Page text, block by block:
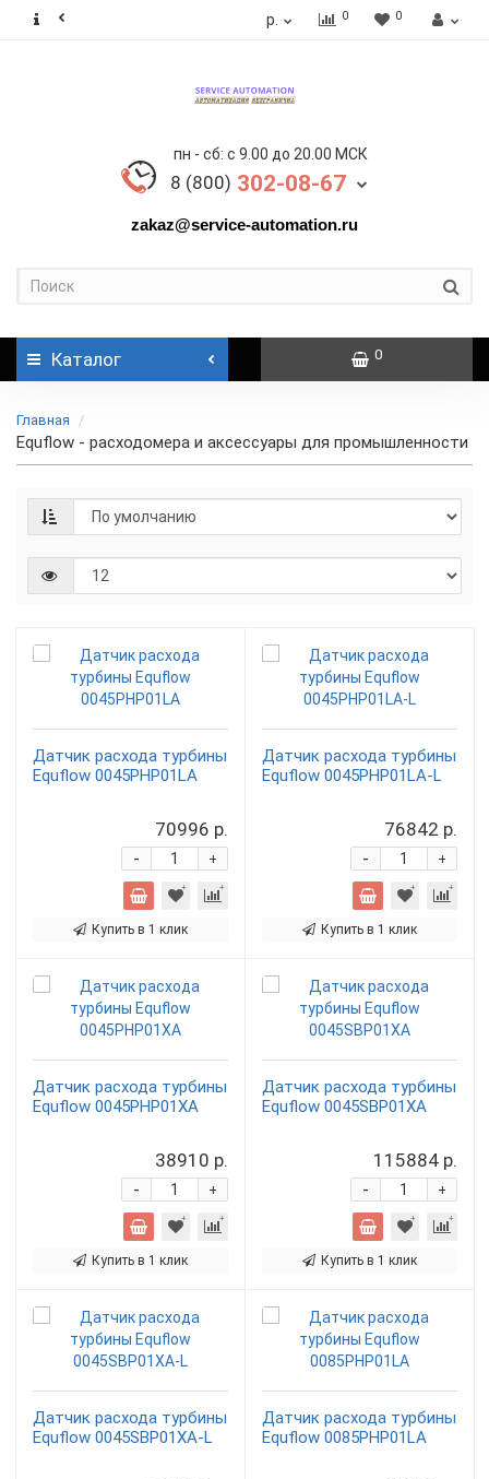
р. 0 0
пн - сб: с 9.00 до 20.00 МСК
8 (800) 302-08-67
zakaz@service-automation.ru
Каталог 0
Главная
Equflow - расходомера и аксессуары для промышленности
Датчик расхода турбины
Equflow 0045PHP01LA
70996 р.
+
-
Купить в 1 клик
Датчик расхода турбины
Equflow 0045PHP01LA-L
76842 р.
+
-
Купить в 1 клик
Датчик расхода турбины
Equflow 0045PHP01XA
38910 р.
+
-
Купить в 1 клик
Датчик расхода турбины
Equflow 0045SBP01XA
115884 р.
+
-
Купить в 1 клик
Датчик расхода турбины
Equflow 0045SBP01XA-L
Датчик расхода турбины
Equflow 0085PHP01LA